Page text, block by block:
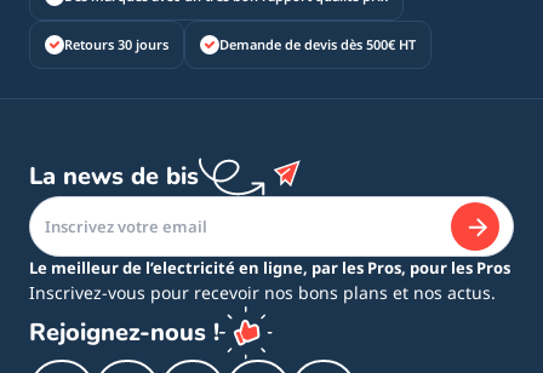
Retours 30 jours Demande de devis dès 500€ HT
La news de bis
Le meilleur de l’electricité en ligne, par les Pros, pour les Pros
Inscrivez-vous pour recevoir nos bons plans et nos actus.
Rejoignez-nous !